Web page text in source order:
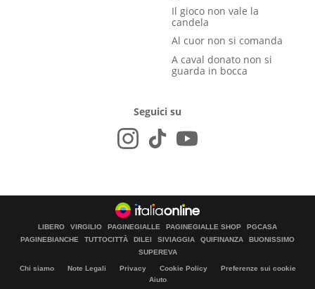
Il gioco non vale la
candela
Al cuor non si comanda
A caval donato non si
guarda in bocca
Seguici su
LIBERO VIRGILIO PAGINEGIALLE PAGINEGIALLE SHOP
PGCASA
PAGINEBIANCHE
TUTTOCITTÀ DILEI SIVIAGGIA QUIFINANZA
BUONISSIMO
SUPEREVA
Chi siamo Note Legali Privacy Cookie Policy
Preferenze sui cookie
Aiuto